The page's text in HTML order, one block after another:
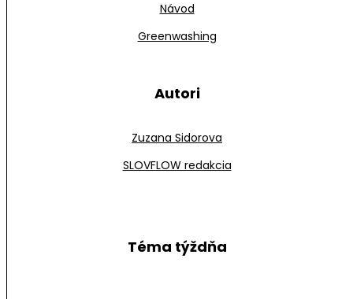
Návod
Greenwashing
Autori
Zuzana Sidorova
SLOVFLOW redakcia
Téma týždňa